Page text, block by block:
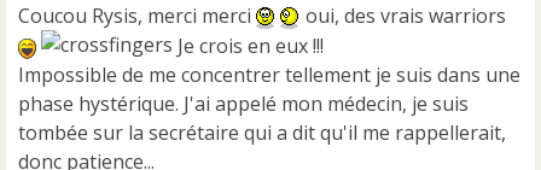
a
g
e
n
o
n
l
Coucou Rysis, merci merci
oui, des vrais warriors
Je crois en eux !!!
Impossible de me concentrer tellement je suis dans une
phase hystérique. J'ai appelé mon médecin, je suis
tombée sur la secrétaire qui a dit qu'il me rappellerait,
donc patience...